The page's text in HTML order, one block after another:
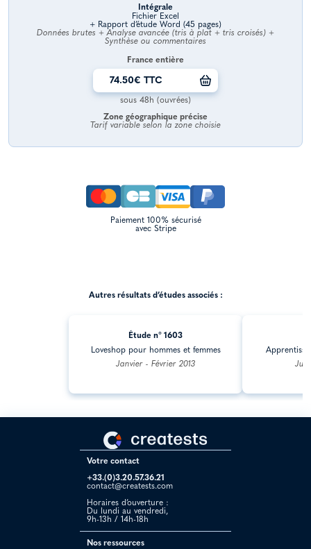
Intégrale
Fichier Excel
+ Rapport d’étude Word (45 pages)
Données brutes + Analyse avancée (tris à plat + tris croisés) +
Synthèse ou commentaires
France entière
74.50€ TTC
sous 48h (ouvrées)
Zone géographique précise
Tarif variable selon la zone choisie
Paiement 100% sécurisé
avec Stripe
Autres résultats d’études associés :
Étude n° 1603
Loveshop pour hommes et femmes
Janvier - Février 2013
Votre contact
+33.(0)3.20.57.36.21
contact@creatests.com
Horaires d’ouverture :
Du lundi au vendredi,
9h-13h / 14h-18h
Nos ressources